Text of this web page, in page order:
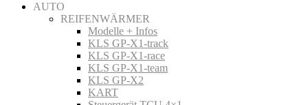
AUTO
REIFENWÄRMER
Modelle + Infos
KLS GP-X1-track
KLS GP-X1-race
KLS GP-X1-team
KLS GP-X2
KART